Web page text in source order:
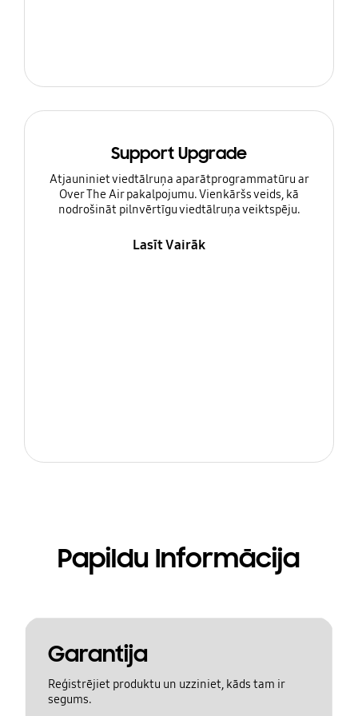
Support Upgrade
Atjauniniet viedtālruņa aparātprogrammatūru ar
Over The Air pakalpojumu. Vienkāršs veids, kā
nodrošināt pilnvērtīgu viedtālruņa veiktspēju.
Lasīt Vairāk
Papildu Informācija
Garantija
Reģistrējiet produktu un uzziniet, kāds tam ir
segums.